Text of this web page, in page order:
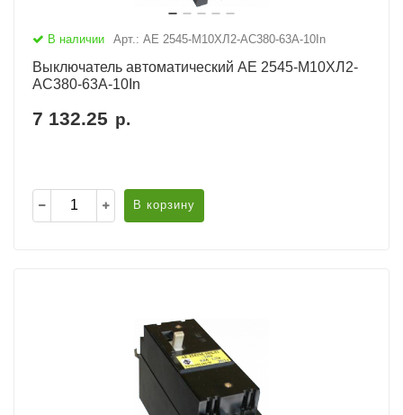
В наличии Арт.: АЕ 2545-М10ХЛ2-AC380-63А-10In
Выключатель автоматический АЕ 2545-М10ХЛ2-
AC380-63А-10In
7 132.25 р.
В корзину